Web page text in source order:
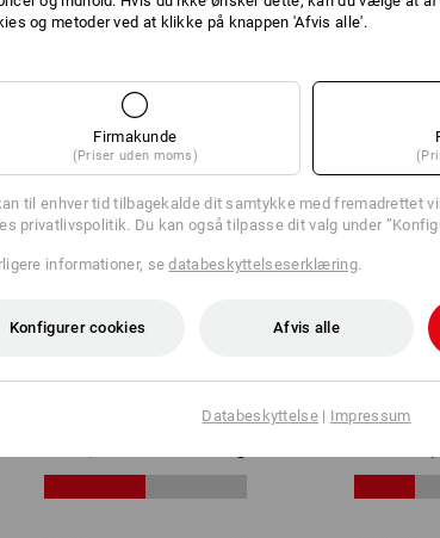
Klik på knappen
Der er ikke taget højde for EN-normer. De enkelte
Jo bedre vurderingen er, desto bedre egner de
bindende tilsagn om handskernes faktiske egnethed. Her
her i teksten.
5
og metoder ved at klikke på knappen 'Afvis alle'.
Firmakunde
(Priser uden moms)
til enhver tid tilbagekalde dit samtykke med fremadrettet
privatlivspolitik. Du kan også tilpasse dit valg under
informationer, sedatabeskyttelseserklæring.
Konfigurer cookies Afvis alle
Databeskyttelse| Impressum